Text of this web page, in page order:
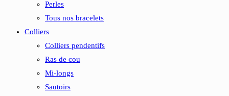
Perles
Tous nos bracelets
Colliers
Colliers pendentifs
Ras de cou
Mi-longs
Sautoirs